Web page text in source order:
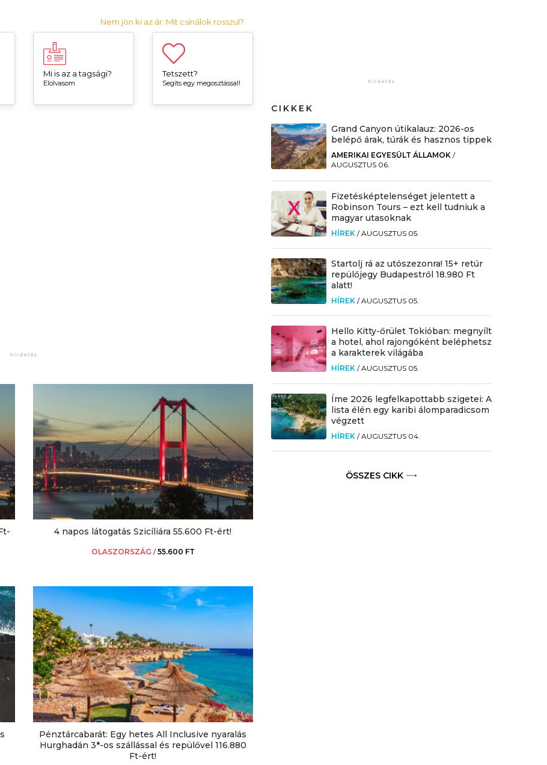
Nem jön ki az ár. Mit csinálok rosszul?
Mi is az a tagsági?
Elolvasom
Tetszett?
Segíts egy megosztással!
4 napos látogatás Szicíliára 55.600 Ft-ért!
OLASZORSZÁG /55.600 FT
Pénztárcabarát: Egy hetes All Inclusive nyaralás
Hurghadán 3*-os szállással és repülővel 116.880
Ft-ért!
CIKKEK
Grand Canyon útikalauz: 2026-os
belépő árak, túrák és hasznos tippek
AMERIKAI EGYESÜLT ÁLLAMOK /
AUGUSZTUS 06.
Fizetésképtelenséget jelentett a
Robinson Tours – ezt kell tudniuk a
magyar utasoknak
HÍREK /AUGUSZTUS 05.
Startolj rá az utószezonra! 15+ retúr
repülőjegy Budapestről 18.980 Ft
alatt!
HÍREK /AUGUSZTUS 05.
Hello Kitty-őrület Tokióban: megnyílt
a hotel, ahol rajongóként beléphetsz
a karakterek világába
HÍREK /AUGUSZTUS 05.
Íme 2026 legfelkapottabb szigetei: A
lista élén egy karibi álomparadicsom
végzett
HÍREK /AUGUSZTUS 04.
ÖSSZES CIKK